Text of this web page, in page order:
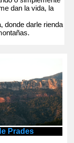
dan la vida, la
donde darle rienda
Prades